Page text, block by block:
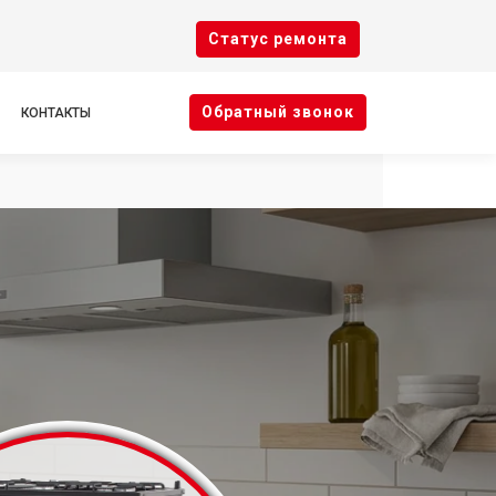
Cтатус ремонта
КОНТАКТЫ Oбратный звонок